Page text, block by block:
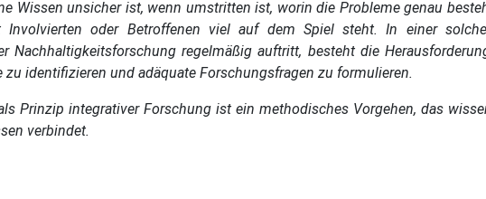
Wissen unsicher ist, wenn umstritten ist, worin die Probleme genau
Involvierten oder Betroffenen viel auf dem Spiel steht. In einer
Nachhaltigkeitsforschung regelmäßig auftritt, besteht die
zu identifizieren und adäquate Forschungsfragen zu formulieren.
Prinzip integrativer Forschung ist ein methodisches Vorgehen, das
verbindet.